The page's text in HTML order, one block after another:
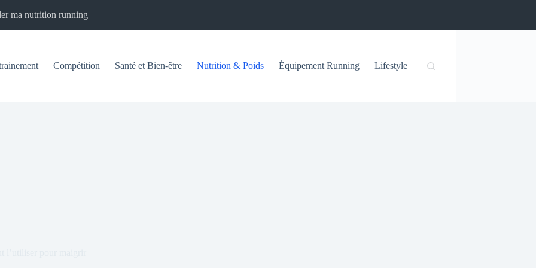
ma nutrition running
Compétition Santé et Bien-être Nutrition & Poids Équipement Running Lifestyle